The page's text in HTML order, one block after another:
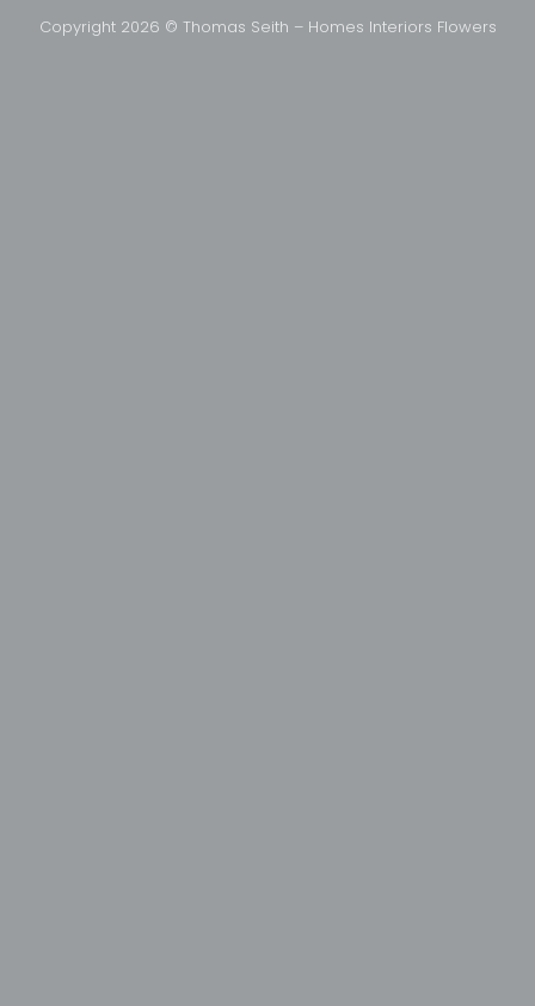
Copyright 2026 © Thomas Seith – Homes Interiors Flowers